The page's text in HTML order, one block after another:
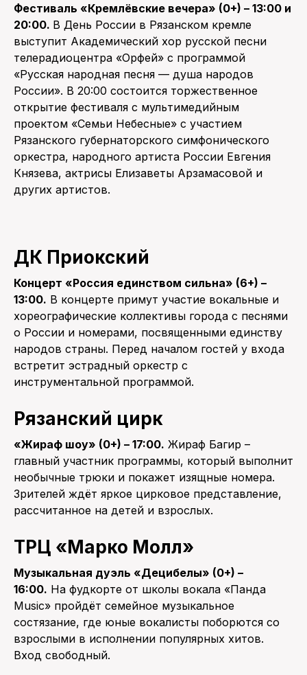
Фестиваль «Кремлёвские вечера» (0+) – 13:00 и
20:00. В День России в Рязанском кремле
выступит Академический хор русской песни
телерадиоцентра «Орфей» с программой
«Русская народная песня — душа народов
России». В 20:00 состоится торжественное
открытие фестиваля с мультимедийным
проектом «Семьи Небесные» с участием
Рязанского губернаторского симфонического
оркестра, народного артиста России Евгения
Князева, актрисы Елизаветы Арзамасовой и
других артистов.
ДК Приокский
Концерт «Россия единством сильна» (6+) –
13:00. В концерте примут участие вокальные и
хореографические коллективы города с песнями
о России и номерами, посвященными единству
народов страны. Перед началом гостей у входа
встретит эстрадный оркестр с
инструментальной программой.
Рязанский цирк
«Жираф шоу» (0+) – 17:00. Жираф Багир –
главный участник программы, который выполнит
необычные трюки и покажет изящные номера.
Зрителей ждёт яркое цирковое представление,
рассчитанное на детей и взрослых.
ТРЦ «Марко Молл»
Музыкальная дуэль «Децибелы» (0+) –
16:00. На фудкорте от школы вокала «Панда
Music» пройдёт семейное музыкальное
состязание, где юные вокалисты поборются со
взрослыми в исполнении популярных хитов.
Вход свободный.